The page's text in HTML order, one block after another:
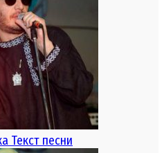
Текст песни